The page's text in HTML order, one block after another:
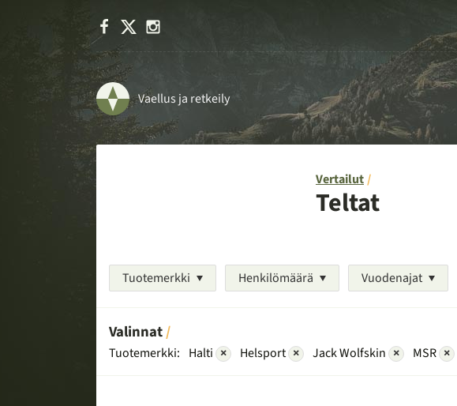
Facebook
Vaellus ja retkeily
Vertailut
Teltat
Tuotemerkki Henkilömäärä Vuodenajat
Valinnat
Tuotemerkki: Halti × Helsport × Jack Wolfskin × MSR ×